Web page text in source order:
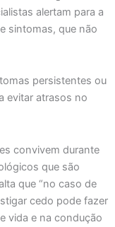
alertam para a
sintomas, que não
persistentes ou
evitar atrasos no
convivem durante
que são
que “no caso de
cedo pode fazer
vida e na condução